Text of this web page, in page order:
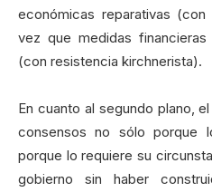
económicas reparativas
vez que medidas
(con resistencia kirchnerista).
En cuanto al segundo plano,
consensos no sólo porque
porque lo requiere su
gobierno sin haber